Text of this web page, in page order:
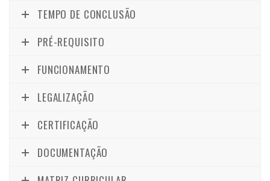
TEMPO DE CONCLUSÃO
PRÉ-REQUISITO
FUNCIONAMENTO
LEGALIZAÇÃO
CERTIFICAÇÃO
DOCUMENTAÇÃO